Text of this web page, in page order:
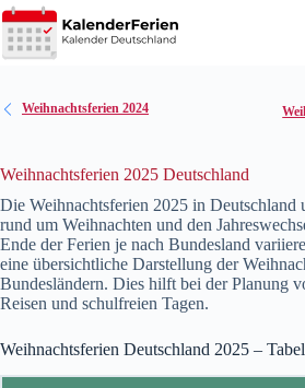
Zum
Inhalt
springen
Weihnachtsferien 2024
Weihnachtsferien 2025 Deutschland
Die Weihnachtsferien 2025 in Deutschland
rund um Weihnachten und den
Ende der Ferien je nach Bundesland
eine übersichtliche Darstellung der
Bundesländern. Dies hilft bei der Planung
Reisen und schulfreien Tagen.
Weihnachtsferien Deutschland 2025 –